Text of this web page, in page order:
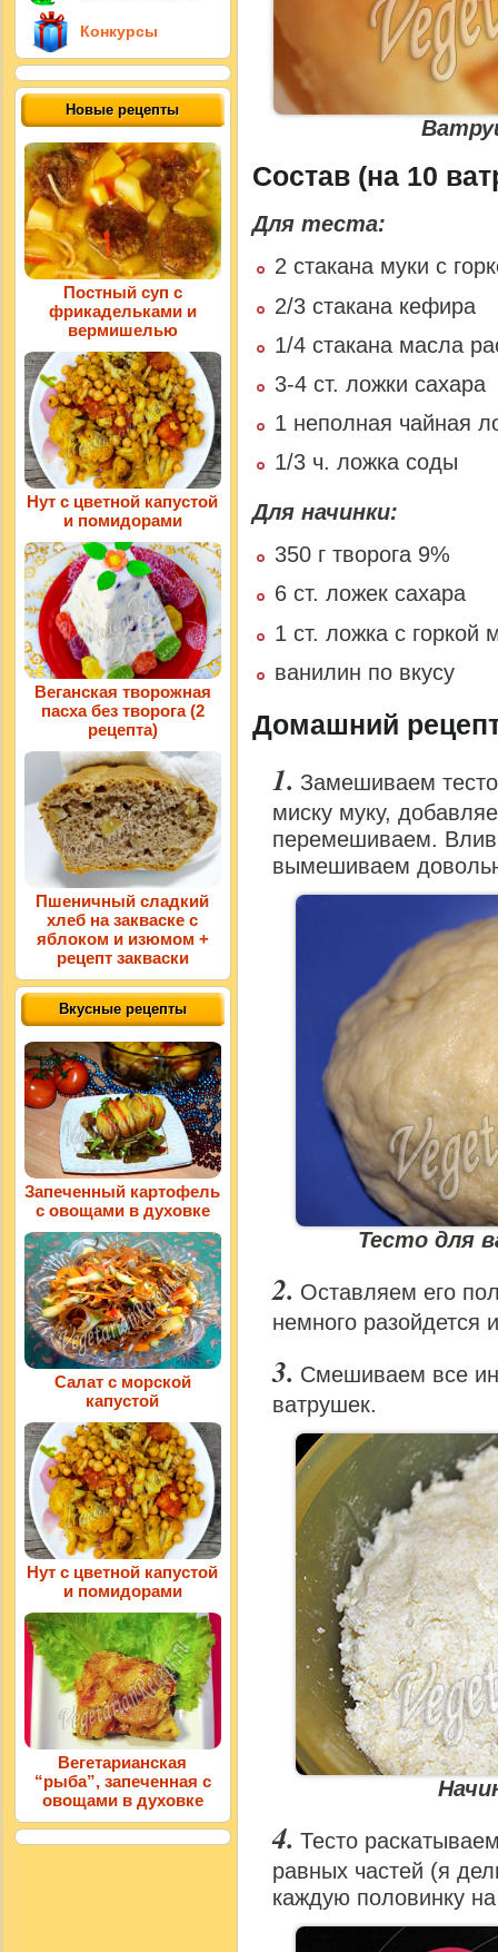
Состав (на 10
Для теста:
2 стакана муки с
2/3 стакана кефира
1/4 стакана масла
3-4 ст. ложки сахара
1 неполная чайная
1/3 ч. ложка соды
Для начинки:
350 г творога 9%
6 ст. ложек сахара
1 ст. ложка с горкой
ванилин по вкусу
Домашний
Замешиваем
миску муку,
перемешиваем.
вымешиваем
Тесто для
Оставляем его
немного разойдется
Смешиваем все
ватрушек.
Тесто
равных частей (я
каждую половинку
Конкурсы
Новые рецепты
Постный суп с
фрикадельками и
вермишелью
Нут с цветной капустой
и помидорами
Веганская творожная
пасха без творога (2
рецепта)
Пшеничный сладкий
хлеб на закваске с
яблоком и изюмом +
рецепт закваски
Вкусные рецепты
Запеченный картофель
с овощами в духовке
Салат с морской
капустой
Нут с цветной капустой
и помидорами
Вегетарианская
“рыба”, запеченная с
овощами в духовке